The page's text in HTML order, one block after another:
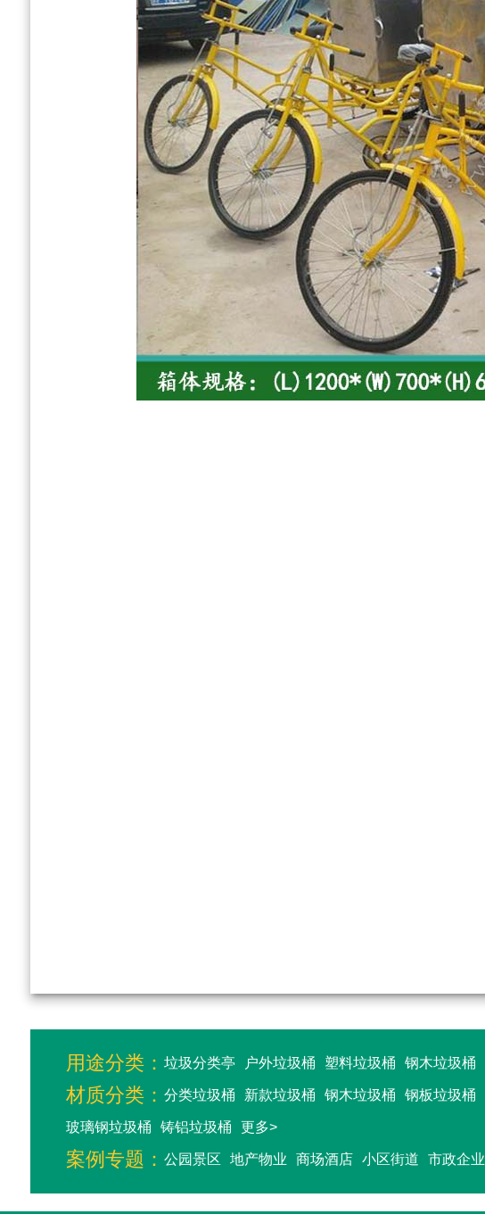
用途分类： 垃圾分类亭 户外垃圾桶 塑料垃圾桶 钢木垃圾桶
材质分类： 分类垃圾桶 新款垃圾桶 钢木垃圾桶 钢板垃圾桶
玻璃钢垃圾桶 铸铝垃圾桶 更多>
案例专题： 公园景区 地产物业 商场酒店 小区街道 市政企业